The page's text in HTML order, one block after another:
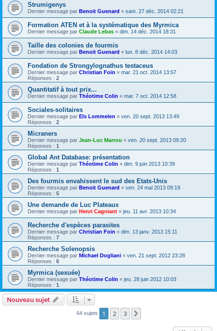
Strumigenys
Dernier message par Benoit Guenard « sam. 27 déc. 2014 02:21
Formation ATEN et à la systématique des Myrmica
Dernier message par Claude Lebas « dim. 14 déc. 2014 18:31
Taille des colonies de fourmis
Dernier message par Benoit Guenard « lun. 8 déc. 2014 14:03
Fondation de Strongylognathus testaceus
Dernier message par Christian Foin « mar. 21 oct. 2014 13:57
Réponses : 2
Quantitatif à tout prix...
Dernier message par Théotime Colin « mar. 7 oct. 2014 12:58
Sociales-solitaires
Dernier message par Els Lommelen « ven. 20 sept. 2013 13:49
Réponses : 2
Micraners
Dernier message par Jean-Luc Marrou « ven. 20 sept. 2013 09:20
Réponses : 1
Global Ant Database: présentation
Dernier message par Théotime Colin « dim. 9 juin 2013 10:39
Réponses : 1
Des fourmis envahissent le sud des Etats-Unis
Dernier message par Benoit Guenard « ven. 24 mai 2013 09:19
Réponses : 5
Une demande de Luc Plateaux
Dernier message par Henri Cagniant « jeu. 11 avr. 2013 10:34
Recherche d'espèces parasites
Dernier message par Christian Foin « dim. 13 janv. 2013 15:11
Réponses : 7
Recherche Solenopsis
Dernier message par Michael Dogliani « ven. 21 sept. 2012 23:28
Réponses : 6
Myrmica (sexuée)
Dernier message par Théotime Colin « jeu. 28 juin 2012 10:03
Réponses : 1
Nouveau sujet
64 sujets 1 2 3